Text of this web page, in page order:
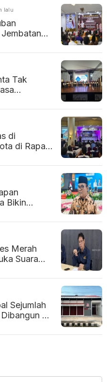
lalu
Tak
di
di Rapat
Bikin
Merah
Suara
Sejumlah
di